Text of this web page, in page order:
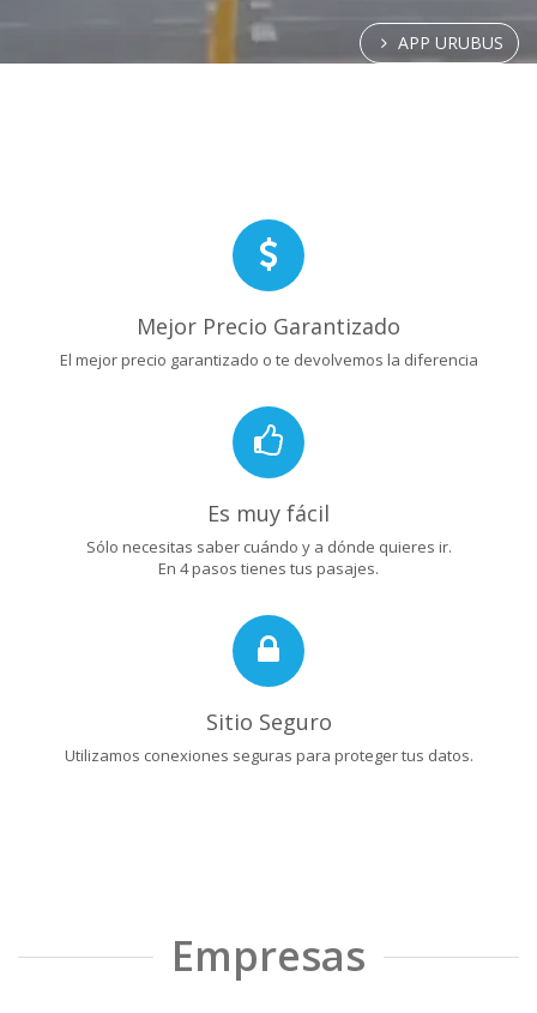
APP URUBUS
Mejor Precio Garantizado
El mejor precio garantizado o te devolvemos la diferencia
Es muy fácil
Sólo necesitas saber cuándo y a dónde quieres ir.
En 4 pasos tienes tus pasajes.
Sitio Seguro
Utilizamos conexiones seguras para proteger tus datos.
Empresas